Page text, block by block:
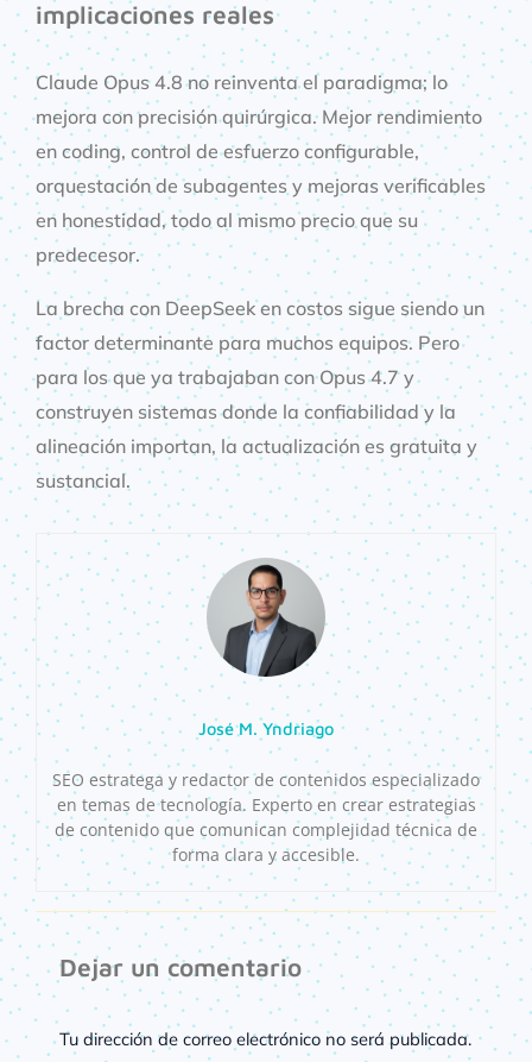
implicaciones reales
Claude Opus 4.8 no reinventa el paradigma; lo
mejora con precisión quirúrgica. Mejor rendimiento
en coding, control de esfuerzo configurable,
orquestación de subagentes y mejoras verificables
en honestidad, todo al mismo precio que su
predecesor.
La brecha con DeepSeek en costos sigue siendo un
factor determinante para muchos equipos. Pero
para los que ya trabajaban con Opus 4.7 y
construyen sistemas donde la confiabilidad y la
alineación importan, la actualización es gratuita y
sustancial.
José M. Yndriago
SEO estratega y redactor de contenidos especializado
en temas de tecnología. Experto en crear estrategias
de contenido que comunican complejidad técnica de
forma clara y accesible.
Dejar un comentario
Tu dirección de correo electrónico no será publicada.